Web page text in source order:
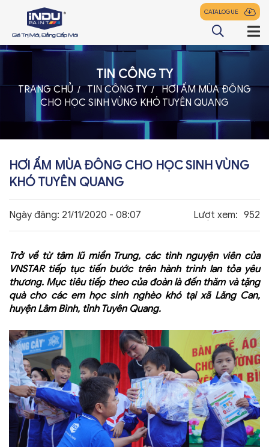
GIỚI THIỆU
ĐẠI LÝ
TIN TỨC
z
CATALOGUE
TRANG CHỦ TIN CÔNG TY
HƠI ẤM MÙA ĐÔNG
CHO HỌC SINH VÙNG KHÓ TUYÊN QUANG
TIN CÔNG TY
HƠI ẤM MÙA ĐÔNG CHO HỌC SINH VÙNG
KHÓ TUYÊN QUANG
Ngày đăng: 21/11/2020 - 08:07 Lượt xem: 952
Trở về từ tâm lũ miền Trung, các tình nguyện viên của
VNSTAR tiếp tục tiến bước trên hành trình lan tỏa yêu
thương. Mục tiêu tiếp theo của đoàn là đến thăm và tặng
quà cho các em học sinh nghèo khó tạixã Lăng Can,
huyện Lâm Bình, tỉnh Tuyên Quang.